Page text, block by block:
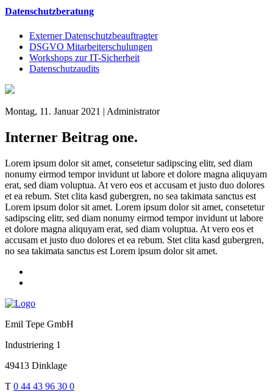
Datenschutzberatung
Externer Datenschutzbeauftragter
DSGVO Mitarbeiterschulungen
Workshops zur IT-Sicherheit
Datenschutzaudits
Montag, 11. Januar 2021 | Administrator
Interner Beitrag one.
Lorem ipsum dolor sit amet, consetetur sadipscing elitr, sed diam
nonumy eirmod tempor invidunt ut labore et dolore magna aliquyam
erat, sed diam voluptua. At vero eos et accusam et justo duo dolores
et ea rebum. Stet clita kasd gubergren, no sea takimata sanctus est
Lorem ipsum dolor sit amet. Lorem ipsum dolor sit amet, consetetur
sadipscing elitr, sed diam nonumy eirmod tempor invidunt ut labore
et dolore magna aliquyam erat, sed diam voluptua. At vero eos et
accusam et justo duo dolores et ea rebum. Stet clita kasd gubergren,
no sea takimata sanctus est Lorem ipsum dolor sit amet.
Emil Tepe GmbH
Industriering 1
49413 Dinklage
T 0 44 43 96 30 0